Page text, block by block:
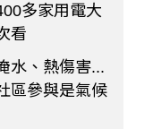
多家用電大
看
水、熱傷害...
區參與是氣候